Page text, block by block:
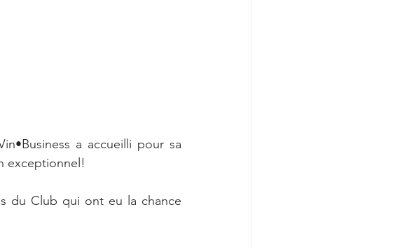
a accueilli pour sa
exceptionnel!
du Club qui ont eu la chance